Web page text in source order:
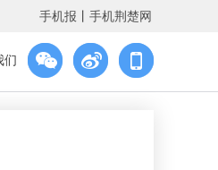
手机报 手机荆楚网
们